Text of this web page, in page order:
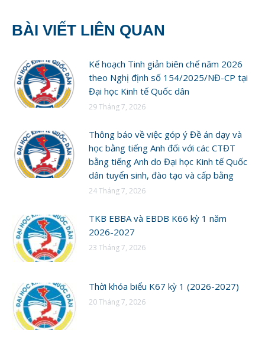
BÀI VIẾT LIÊN QUAN
Kế hoạch Tinh giản biên chế năm 2026
theo Nghị định số 154/2025/NĐ-CP tại
Đại học Kinh tế Quốc dân
29 Tháng 7, 2026
Thông báo về việc góp ý Đề án dạy và
học bằng tiếng Anh đối với các CTĐT
bằng tiếng Anh do Đại học Kinh tế Quốc
dân tuyển sinh, đào tạo và cấp bằng
24 Tháng 7, 2026
TKB EBBA và EBDB K66 kỳ 1 năm
2026-2027
23 Tháng 7, 2026
Thời khóa biểu K67 kỳ 1 (2026-2027)
20 Tháng 7, 2026